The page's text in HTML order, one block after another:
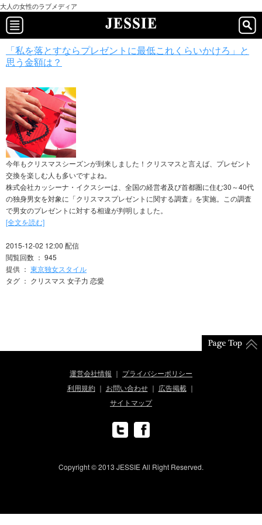
大人の女性のラブメディア
「私を落とすならプレゼントに最低これくらいかけろ」と
思う金額は？
今年もクリスマスシーズンが到来しました！クリスマスと言えば、プレゼント
交換を楽しむ人も多いですよね。
株式会社カッシーナ・イクスシーは、全国の経営者及び首都圏に住む30～40代
の独身男女を対象に「クリスマスプレゼントに関する調査」を実施。この調査
で男女のプレゼントに対する相違が判明しました。
[全文を読む]
2015-12-02 12:00 配信
閲覧回数 ： 945
提供 ： 東京独女スタイル
タグ ： クリスマス 女子力 恋愛
運営会社情報
プライバシーポリシー
利用規約
お問い合わせ
広告掲載
サイトマップ
Copyright © 2013 JESSIE All Right Reserved.